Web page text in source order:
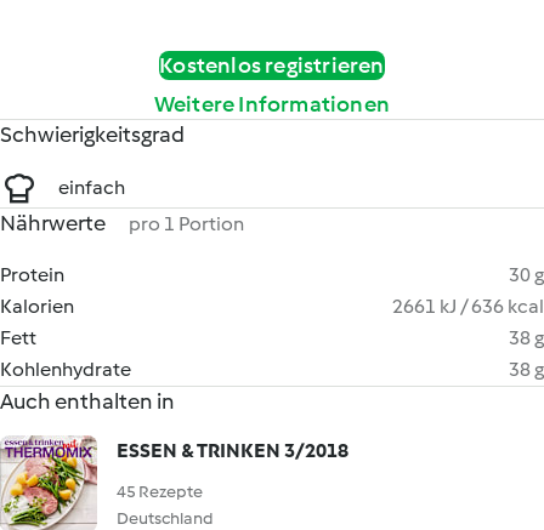
Kostenlos registrieren
Weitere Informationen
Schwierigkeitsgrad
einfach
Nährwerte pro 1 Portion
Protein
30 g
Kalorien
2661 kJ / 636 kcal
Fett
38 g
Kohlenhydrate
38 g
Auch enthalten in
ESSEN & TRINKEN 3/2018
45 Rezepte
Deutschland